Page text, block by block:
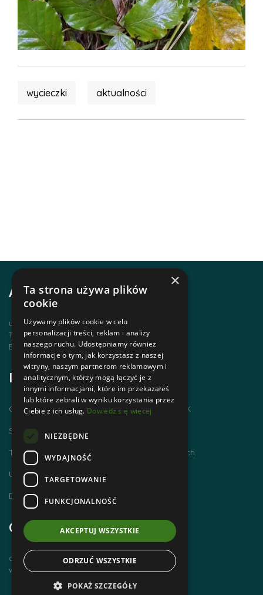
wycieczki aktualności
Adres i kontakt
ul. Krupówki 12, 34-500 Zakopane
Telefon | +48 1820 630 12
Email | biuro@zakopanepttk.pl
Informacje
Chodzimy po górach i zdobywamy GOT PTTK
Szlaki Tatr Polskich
Tatrzańskie Centrum Szlaków Transgranicznych
Ubezpieczenie NNW dla członków PTTK
Dworzec Tatrzański
Godziny otwarcia
czynne od poniedziałku do piątku
w godz. 8 00 – 14 00
×
Ta strona używa plików
cookie
Używamy plików cookie w celu
personalizacji treści, reklam i analizy
naszego ruchu. Udostępniamy również
informacje o tym, jak korzystasz z naszej
witryny, naszym partnerom reklamowym i
analitycznym, którzy mogą łączyć je z
innymi informacjami, które im przekazałeś
lub które zebrali w wyniku korzystania przez
Ciebie z ich usług. Dowiedz się więcej
NIEZBĘDNE
WYDAJNOŚĆ
TARGETOWANIE
FUNKCJONALNOŚĆ
AKCEPTUJ WSZYSTKIE
ODRZUĆ WSZYSTKIE
POKAŻ SZCZEGÓŁY